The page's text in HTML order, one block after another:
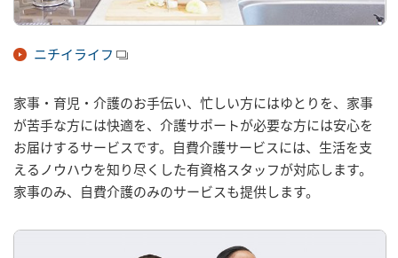
ニチイライフ
家事・育児・介護のお手伝い、忙しい方にはゆとりを、家事
が苦手な方には快適を、介護サポートが必要な方には安心を
お届けするサービスです。自費介護サービスには、生活を支
えるノウハウを知り尽くした有資格スタッフが対応します。
家事のみ、自費介護のみのサービスも提供します。